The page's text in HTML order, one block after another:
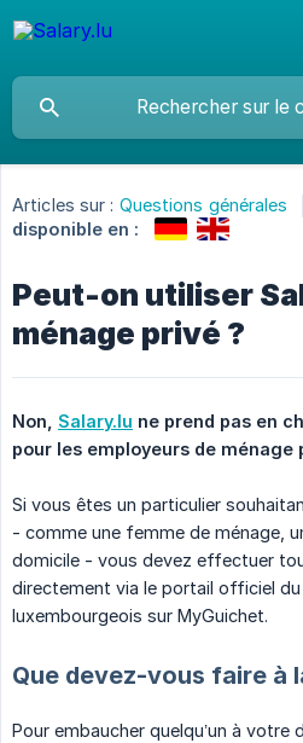
Articles sur : Questions générales
disponible en :
Peut-on utiliser
ménage privé ?
Non, Salary.lu ne prend pas en
pour les employeurs de ménage
Si vous êtes un particulier
- comme une femme de ménage,
domicile - vous devez effectuer
directement via le portail officiel
luxembourgeois sur MyGuichet.
Que devez-vous faire à
Pour embaucher quelqu’un à votre